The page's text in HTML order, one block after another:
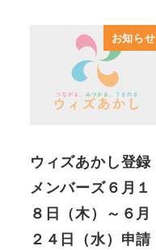
お知らせ
ウィズあかし登録
メンバーズ６月１
８日（木）～６月
２４日（水）申請